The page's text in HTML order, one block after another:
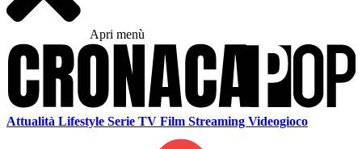
Apri menù
Attualità Lifestyle Serie TV Film Streaming Videogioco